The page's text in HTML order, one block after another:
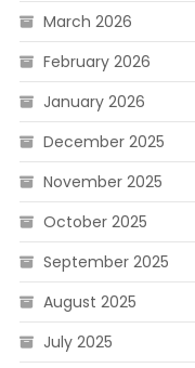
March 2026
February 2026
January 2026
December 2025
November 2025
October 2025
September 2025
August 2025
July 2025